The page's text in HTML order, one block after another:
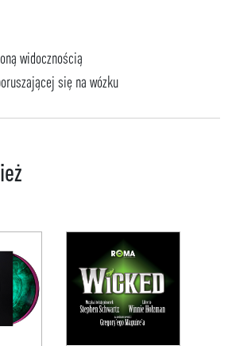
widocznością
się na wózku